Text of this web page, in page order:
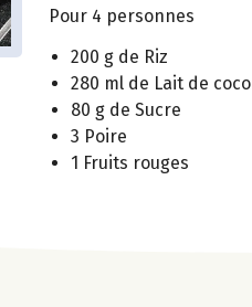
Pour 4 personnes
200 g de Riz
280 ml de Lait de coco
80 g de Sucre
3 Poire
1 Fruits rouges